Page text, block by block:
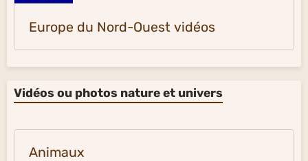
Europe du Nord-Ouest vidéos
Vidéos ou photos nature et univers
Animaux